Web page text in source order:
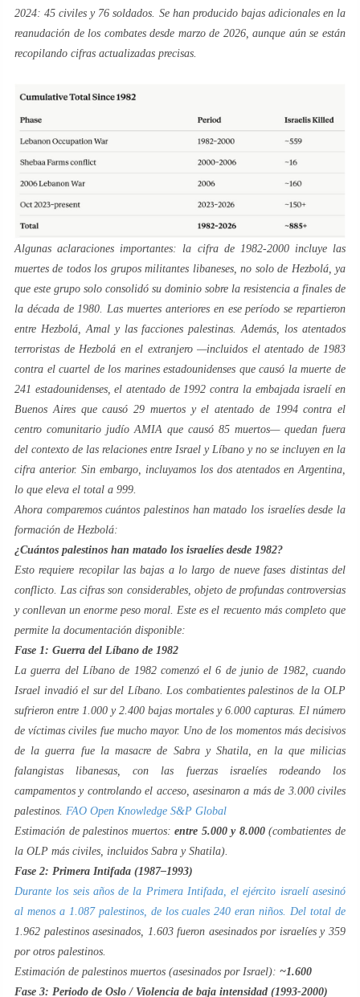
2024: 45 civiles y 76 soldados. Se han producido bajas adicionales en la
reanudación de los combates desde marzo de 2026, aunque aún se están
recopilando cifras actualizadas precisas.
Algunas aclaraciones importantes: la cifra de 1982-2000 incluye las
muertes de todos los grupos militantes libaneses, no solo de Hezbolá, ya
que este grupo solo consolidó su dominio sobre la resistencia a finales de
la década de 1980. Las muertes anteriores en ese período se repartieron
entre Hezbolá, Amal y las facciones palestinas. Además, los atentados
terroristas de Hezbolá en el extranjero —incluidos el atentado de 1983
contra el cuartel de los marines estadounidenses que causó la muerte de
241 estadounidenses, el atentado de 1992 contra la embajada israelí en
Buenos Aires que causó 29 muertos y el atentado de 1994 contra el
centro comunitario judío AMIA que causó 85 muertos— quedan fuera
del contexto de las relaciones entre Israel y Líbano y no se incluyen en la
cifra anterior. Sin embargo, incluyamos los dos atentados en Argentina,
lo que eleva el total a 999.
Ahora comparemos cuántos palestinos han matado los israelíes desde la
formación de Hezbolá:
¿Cuántos palestinos han matado los israelíes desde 1982?
Esto requiere recopilar las bajas a lo largo de nueve fases distintas del
conflicto. Las cifras son considerables, objeto de profundas controversias
y conllevan un enorme peso moral. Este es el recuento más completo que
permite la documentación disponible:
Fase 1: Guerra del Líbano de 1982
La guerra del Líbano de 1982 comenzó el 6 de junio de 1982, cuando
Israel invadió el sur del Líbano. Los combatientes palestinos de la OLP
sufrieron entre 1.000 y 2.400 bajas mortales y 6.000 capturas. El número
de víctimas civiles fue mucho mayor. Uno de los momentos más decisivos
de la guerra fue la masacre de Sabra y Shatila, en la que milicias
falangistas libanesas, con las fuerzas israelíes rodeando los
campamentos y controlando el acceso, asesinaron a más de 3.000 civiles
palestinos. FAO Open Knowledge S&P Global
Estimación de palestinos muertos:entre 5.000 y 8.000(combatientes de
la OLP más civiles, incluidos Sabra y Shatila).
Fase 2: Primera Intifada (1987–1993)
Durante los seis años de la Primera Intifada, el ejército israelí asesinó
al menos a 1.087 palestinos, de los cuales 240 eran niños. Del total de
1.962 palestinos asesinados, 1.603 fueron asesinados por israelíes y 359
por otros palestinos.
Estimación de palestinos muertos (asesinados por Israel): ~1.600
Fase 3: Periodo de Oslo / Violencia de baja intensidad (1993-2000)